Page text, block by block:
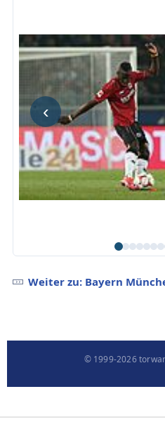
‹
Weiter zu: Bayern
© 1999-2026